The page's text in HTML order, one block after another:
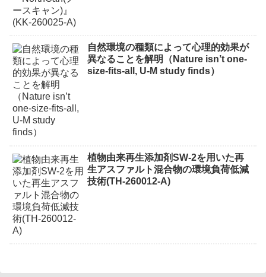
自然環境の種類によって心理的効果が
異なることを解明（Nature isn’t one-
size-fits-all, U-M study finds）
植物由来再生添加剤SW-2を用いた再
生アスファルト混合物の環境負荷低減
技術(TH-260012-A)